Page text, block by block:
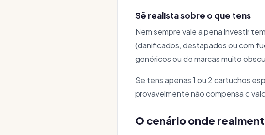
Sê realista sobre o que tens
Nem sempre vale a pena investir
(danificados, destapados ou com
genéricos ou de marcas muito
Se tens apenas 1 ou 2 cartuchos
provavelmente não compensa o
O cenário onde